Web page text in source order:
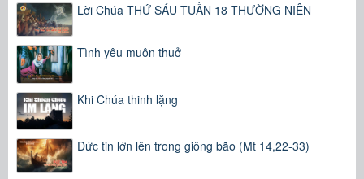
Lời Chúa THỨ SÁU TUẦN 18 THƯỜNG NIÊN
Tình yêu muôn thuở
Khi Chúa thinh lặng
Đức tin lớn lên trong giông bão (Mt 14,22-33)